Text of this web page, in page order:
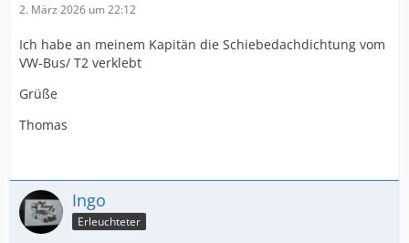
2. März 2026 um 22:12
Ich habe an meinem Kapitän die Schiebedachdichtung vom
VW-Bus/ T2 verklebt
Grüße
Thomas
Ingo
Erleuchteter